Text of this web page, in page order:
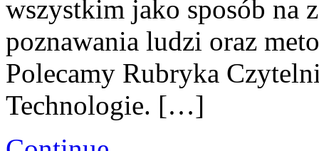
wszystkim jako sposób na
poznawania ludzi oraz
Polecamy Rubryka
Technologie. […]